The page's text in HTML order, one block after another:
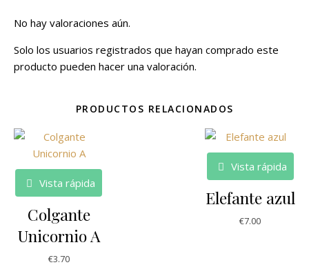
No hay valoraciones aún.
Solo los usuarios registrados que hayan comprado este
producto pueden hacer una valoración.
PRODUCTOS RELACIONADOS
Vista rápida
Colgante
Unicornio A
€3.70
Vista rápida
Elefante azul
€7.00